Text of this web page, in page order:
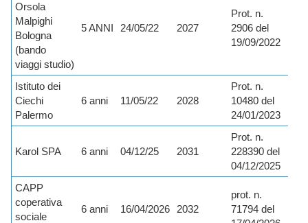
Orsola
Malpighi
Bologna
(bando
viaggi studio)
5 ANNI 24/05/22 2027
Prot. n.
2906 del
19/09/2022
Istituto dei
Ciechi
Palermo
6 anni 11/05/22 2028
Prot. n.
10480 del
24/01/2023
Karol SPA 6 anni 04/12/25 2031
Prot. n.
228390 del
04/12/2025
CAPP
coperativa
sociale
6 anni 16/04/2026 2032
prot. n.
71794 del